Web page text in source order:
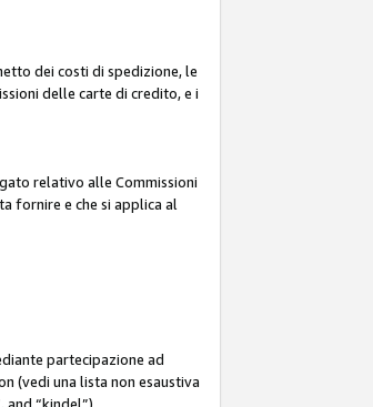
dei costi di spedizione, le
delle carte di credito, e i
relativo alle Commissioni
fornire e che si applica al
partecipazione ad
(vedi una lista non esaustiva
“kindel”)